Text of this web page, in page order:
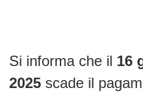
Si informa che il 16
2025 scade il